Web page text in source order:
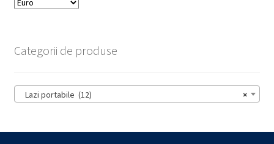
Categorii de produse
×
Lazi portabile (12)